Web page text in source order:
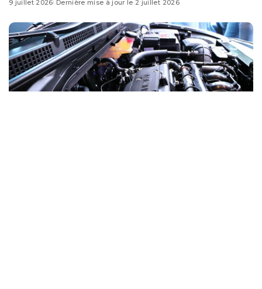
9 juillet 2026 Dernière mise à jour le 2 juillet 2026